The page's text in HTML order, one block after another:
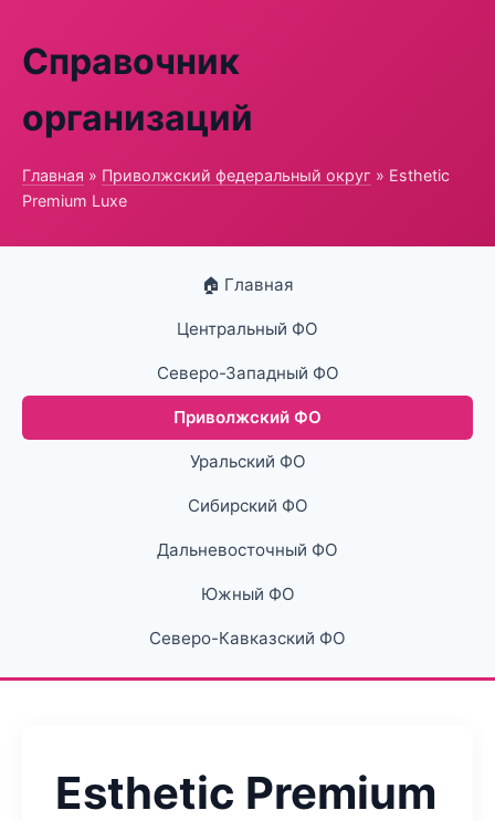
Справочник
организаций
Главная » Приволжский федеральный округ » Esthetic
Premium Luxe
🏠 Главная
Центральный ФО
Северо-Западный ФО
Приволжский ФО
Уральский ФО
Сибирский ФО
Дальневосточный ФО
Южный ФО
Северо-Кавказский ФО
Esthetic Premium